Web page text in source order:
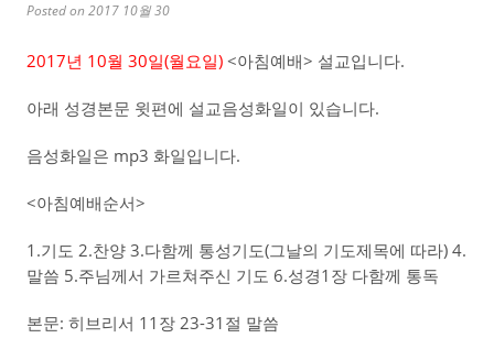
Posted on 2017 10월 30
2017년 10월 30일(월요일) <아침예배> 설교입니다.
아래 성경본문 윗편에 설교음성화일이 있습니다.
음성화일은 mp3 화일입니다.
<아침예배순서>
1.기도 2.찬양 3.다함께 통성기도(그날의 기도제목에 따라) 4.
말씀 5.주님께서 가르쳐주신 기도 6.성경1장 다함께 통독
본문: 히브리서 11장 23-31절 말씀